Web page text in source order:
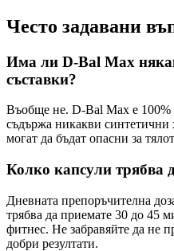
Често задавани
Има ли D-Bal Max
съставки?
Въобще не. D-Bal Max е 100%
съдържа никакви
могат да бъдат опасни за
Колко капсули трябва
Дневната препоръчителна
трябва да приемате 30 до 45
фитнес. Не забравяйте да не
добри резултати.